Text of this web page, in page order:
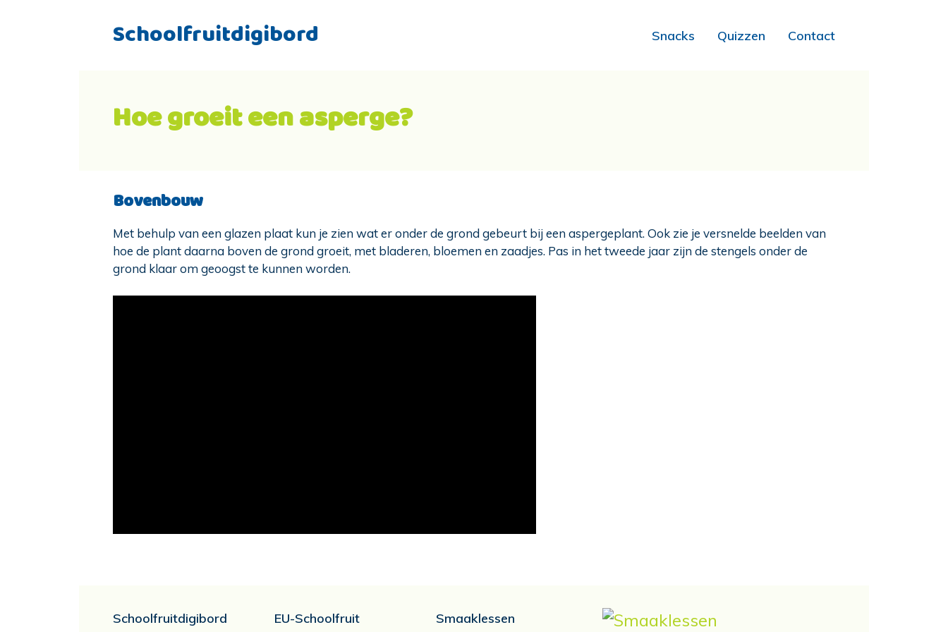
Schoolfruitdigibord Snacks Quizzen Contact
Hoe groeit een asperge?
Bovenbouw
Met behulp van een glazen plaat kun je zien wat er onder de grond gebeurt bij een aspergeplant. Ook zie je versnelde beelden van
hoe de plant daarna boven de grond groeit, met bladeren, bloemen en zaadjes. Pas in het tweede jaar zijn de stengels onder de
grond klaar om geoogst te kunnen worden.
Schoolfruitdigibord EU-Schoolfruit Smaaklessen